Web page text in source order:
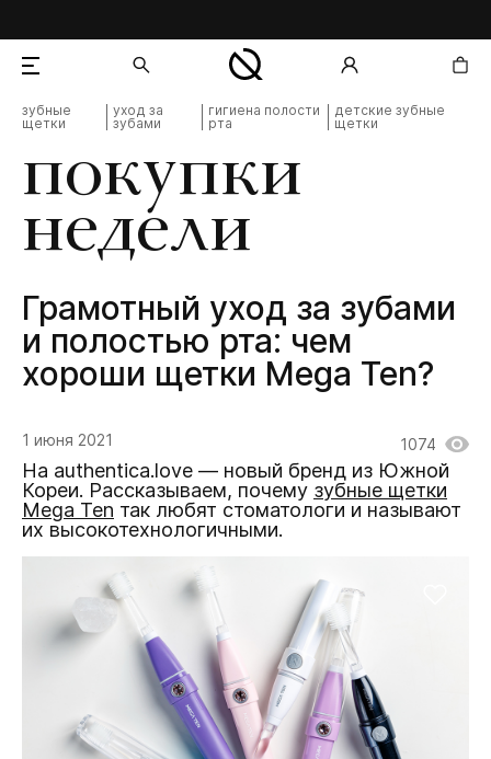
добавлен в корзину
покупки
недели
Грамотный уход за зубами
и полостью рта: чем
хороши щетки Mega Ten?
зубные
щетки
уход за
зубами
гигиена полости
рта
детские зубные
щетки
1 июня 2021 1074
На authentica.love — новый бренд из Южной
Кореи. Рассказываем, почему зубные щетки
Mega Ten так любят стоматологи и называют
их высокотехнологичными.